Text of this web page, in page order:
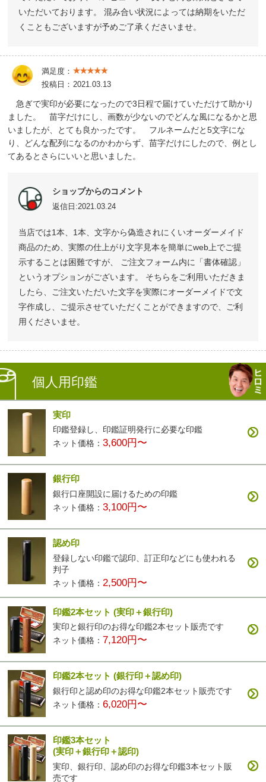
いただいております。 混み合い状況によっては納期をいただ
くこともございますが予めご了承くださいませ。
満足度：
投稿日： 2021.03.13
急ぎで実印が必要になったので3日程で届けていただけて助かり
ました。 苗字だけにし、画数が少ないのでどんな風になるかと思
いましたが、とても良かったです。 フルネームだと5文字にな
り、どんな配列になるのかわからず、苗字だけにしたので、例とし
てあるとさらにいいと思いました。
ショップからのコメント
返信日:2021.03.24
当店では1本、1本、文字から偽造されにくいオーダーメイド
商品のため、実際の仕上がり文字見本を簡単にweb上でご提
示することは困難ですが、 ご注文フォーム内に「書体確認」
というオプションがございます。 そちらをご利用いただきま
したら、ご注文いただいた文字を実際にオーダーメイドで文
字作成し、ご提示させていただくことができますので、ご利
用くださいませ。
個人用印鑑
実印
印鑑登録し、印鑑証明発行に必要な印鑑
ネット価格：3,600円〜
銀行印
銀行口座開設に届けるための印鑑
ネット価格：3,100円〜
認め印
登録しない印鑑で認印、訂正印などにも使われる
判子
ネット価格： 2,500円〜
印鑑2本セット(実印＋銀行印)
実印と銀行印のお得な印鑑2本セット販売です
ネット価格： 7,120円〜
印鑑2本セット(銀行印＋認め印)
銀行印と認め印のお得な印鑑2本セット販売です
ネット価格：6,020円〜
印鑑3本セット
(実印＋銀行印＋認印)
実印、銀行印、認め印のお得な印鑑3本セット販
売です